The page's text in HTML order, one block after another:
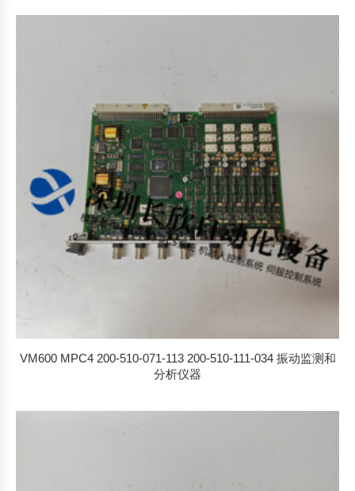
VM600 MPC4 200-510-071-113 200-510-111-034 振动监测和
分析仪器